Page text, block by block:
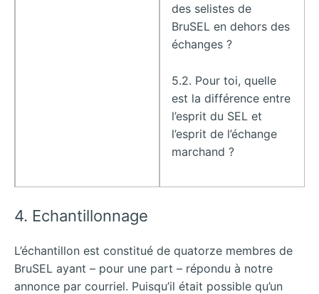
des selistes de
BruSEL en dehors des
échanges ?
5.2. Pour toi, quelle
est la différence entre
l’esprit du SEL et
l’esprit de l’échange
marchand ?
4. Echantillonnage
L’échantillon est constitué de quatorze membres de
BruSEL ayant – pour une part – répondu à notre
annonce par courriel. Puisqu’il était possible qu’un